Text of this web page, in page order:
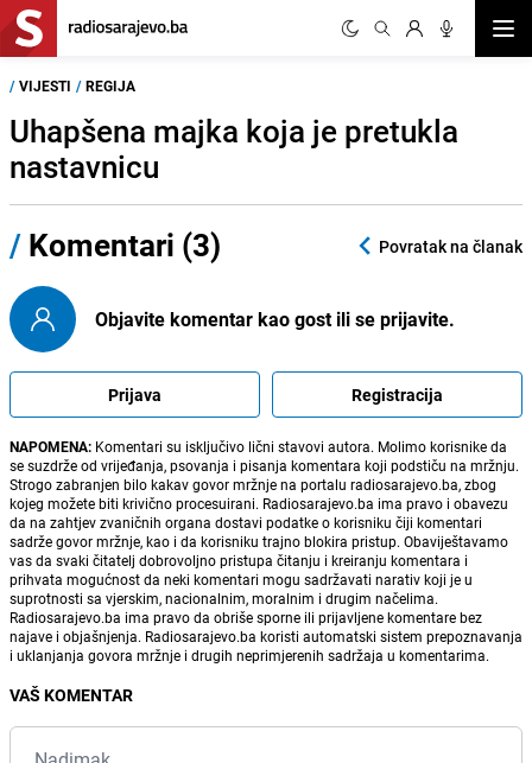
/ VIJESTI / REGIJA
Uhapšena majka koja je pretukla
nastavnicu
/ Komentari (3) Povratak na članak
Objavite komentar kao gost ili se prijavite.
Prijava Registracija
NAPOMENA: Komentari su isključivo lični stavovi autora. Molimo korisnike da
se suzdrže od vrijeđanja, psovanja i pisanja komentara koji podstiču na mržnju.
Strogo zabranjen bilo kakav govor mržnje na portalu radiosarajevo.ba, zbog
kojeg možete biti krivično procesuirani. Radiosarajevo.ba ima pravo i obavezu
da na zahtjev zvaničnih organa dostavi podatke o korisniku čiji komentari
sadrže govor mržnje, kao i da korisniku trajno blokira pristup. Obaviještavamo
vas da svaki čitatelj dobrovoljno pristupa čitanju i kreiranju komentara i
prihvata mogućnost da neki komentari mogu sadržavati narativ koji je u
suprotnosti sa vjerskim, nacionalnim, moralnim i drugim načelima.
Radiosarajevo.ba ima pravo da obriše sporne ili prijavljene komentare bez
najave i objašnjenja. Radiosarajevo.ba koristi automatski sistem prepoznavanja
i uklanjanja govora mržnje i drugih neprimjerenih sadržaja u komentarima.
VAŠ KOMENTAR